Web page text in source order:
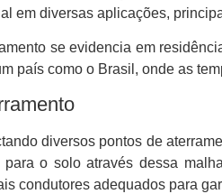
em diversas aplicações,
se evidencia em
país como o Brasil, onde as
diversos pontos de
o solo através dessa
condutores adequados para